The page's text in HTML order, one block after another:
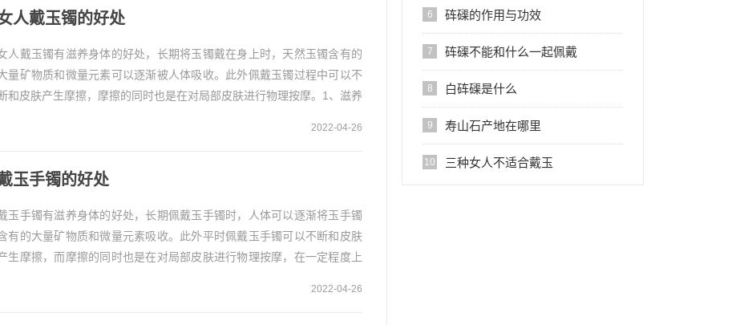
人戴玉镯的好处
人戴玉镯有滋养身体的好处，长期将玉镯戴在身上时，天然玉镯含有的
量矿物质和微量元素可以逐渐被人体吸收。此外佩戴玉镯过程中可以不
和皮肤产生摩擦，摩擦的同时也是在对局部皮肤进行物理按摩。1、滋养
2022-04-26
玉手镯的好处
玉手镯有滋养身体的好处，长期佩戴玉手镯时，人体可以逐渐将玉手镯
有的大量矿物质和微量元素吸收。此外平时佩戴玉手镯可以不断和皮肤
生摩擦，而摩擦的同时也是在对局部皮肤进行物理按摩，在一定程度上
2022-04-26
6 砗磲的作用与功效
7 砗磲不能和什么一起佩戴
8 白砗磲是什么
9 寿山石产地在哪里
10 三种女人不适合戴玉